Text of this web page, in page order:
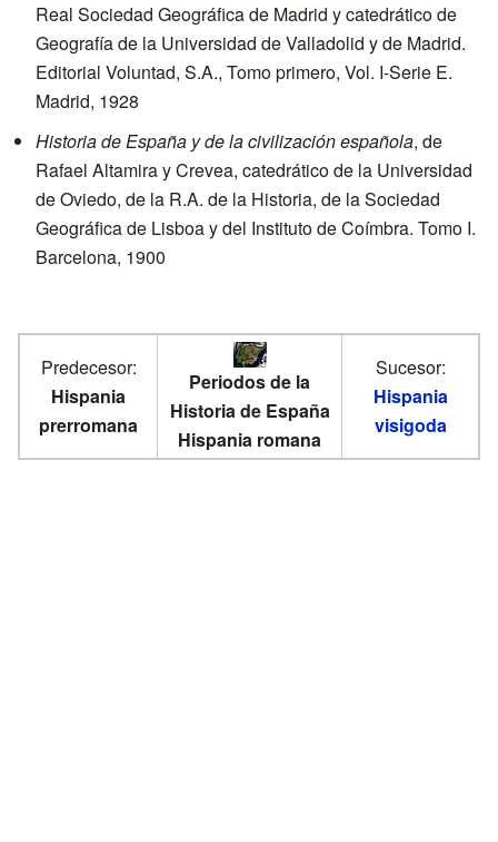
Real Sociedad Geográfica de Madrid y catedrático de
Geografía de la Universidad de Valladolid y de Madrid.
Editorial Voluntad, S.A., Tomo primero, Vol. I-Serie E.
Madrid, 1928
Historia de España y de la civilización española, de
Rafael Altamira y Crevea, catedrático de la Universidad
de Oviedo, de la R.A. de la Historia, de la Sociedad
Geográfica de Lisboa y del Instituto de Coímbra. Tomo I.
Barcelona, 1900
Predecesor:
Hispania
prerromana
Periodos de la
Historia de España
Hispania romana
Sucesor:
Hispania
visigoda